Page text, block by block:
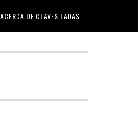
ACERCA DE CLAVES LADAS